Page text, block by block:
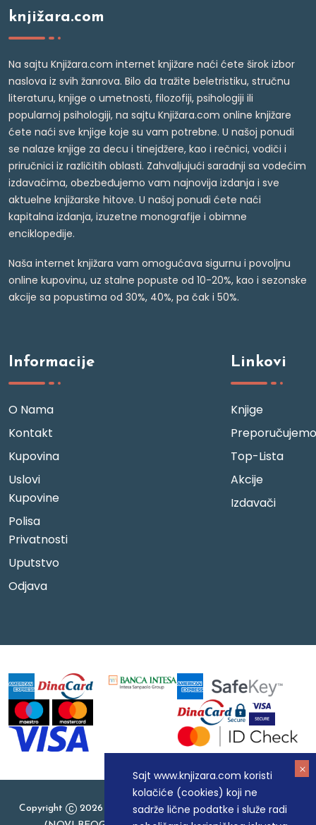
Sajt www.knjizara.com koristi
kolačiće (cookies) koji ne
sadrže lične podatke i služe radi
knjižara.com
Na sajtu Knjižara.com internet knjižare naći ćete širok izbor
naslova iz svih žanrova. Bilo da tražite beletristiku, stručnu
literaturu, knjige o umetnosti, filozofiji, psihologiji ili
popularnoj psihologiji, na sajtu Knjižara.com online knjižare
ćete naći sve knjige koje su vam potrebne. U našoj ponudi
se nalaze knjige za decu i tinejdžere, kao i rečnici, vodiči i
priručnici iz različitih oblasti. Zahvaljujući saradnji sa vodećim
izdavačima, obezbeđujemo vam najnovija izdanja i sve
aktuelne knjižarske hitove. U našoj ponudi ćete naći
kapitalna izdanja, izuzetne monografije i obimne
enciklopedije.
Naša internet knjižara vam omogućava sigurnu i povoljnu
online kupovinu, uz stalne popuste od 10-20%, kao i sezonske
akcije sa popustima od 30%, 40%, pa čak i 50%.
Informacije
O Nama
Kontakt
Kupovina
Uslovi
Kupovine
Polisa
Privatnosti
Uputstvo
Odjava
Linkovi
Knjige
Preporučujemo
Top-Lista
Akcije
Izdavači
Copyright
2026 Knjizara.com - MAKART DOO BEOGRAD